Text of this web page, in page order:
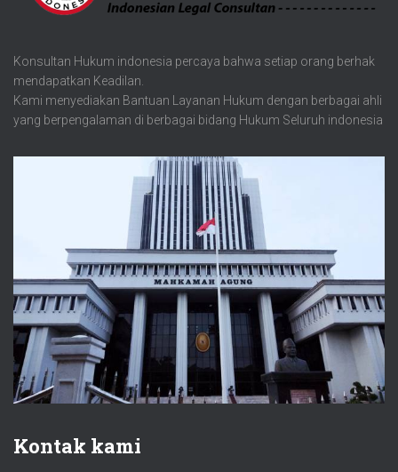
Konsultan Hukum indonesia percaya bahwa setiap orang berhak
mendapatkan Keadilan.
Kami menyediakan Bantuan Layanan Hukum dengan berbagai ahli
yang berpengalaman di berbagai bidang Hukum Seluruh indonesia
Kontak kami